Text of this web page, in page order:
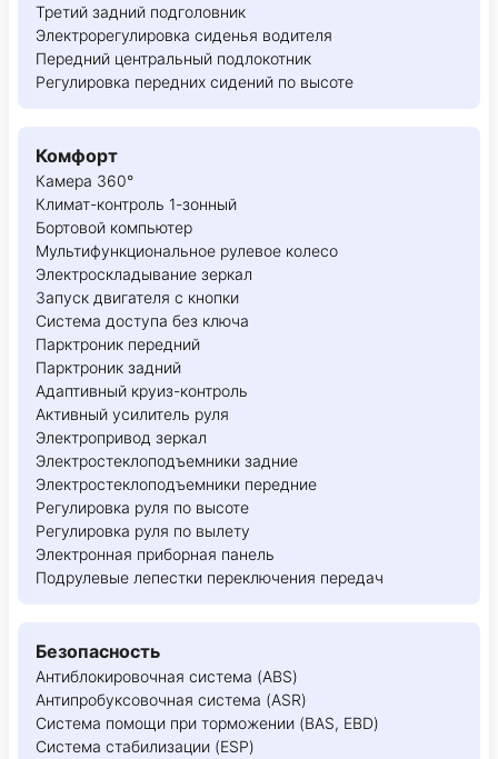
Третий задний подголовник
Электрорегулировка сиденья водителя
Передний центральный подлокотник
Регулировка передних сидений по высоте
Комфорт
Камера 360°
Климат-контроль 1-зонный
Бортовой компьютер
Мультифункциональное рулевое колесо
Электроскладывание зеркал
Запуск двигателя с кнопки
Система доступа без ключа
Парктроник передний
Парктроник задний
Адаптивный круиз-контроль
Активный усилитель руля
Электропривод зеркал
Электростеклоподъемники задние
Электростеклоподъемники передние
Регулировка руля по высоте
Регулировка руля по вылету
Электронная приборная панель
Подрулевые лепестки переключения передач
Безопасность
Антиблокировочная система (ABS)
Антипробуксовочная система (ASR)
Система помощи при торможении (BAS, EBD)
Система стабилизации (ESP)